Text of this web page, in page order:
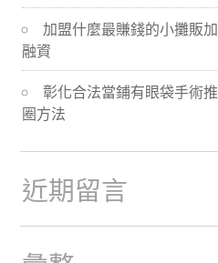
加盟什麼最賺錢的小攤販
融資
彰化合法當鋪有眼袋手術
圈方法
近期留言